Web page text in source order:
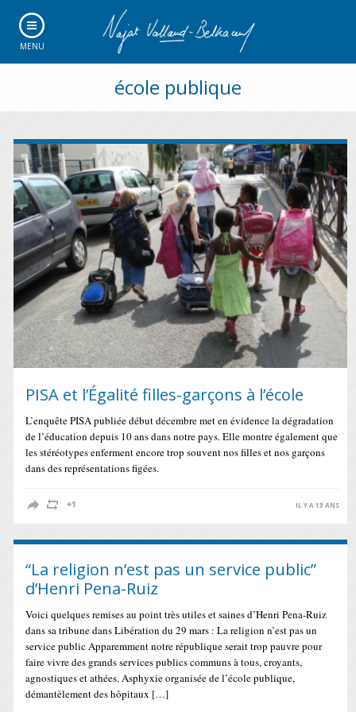
MENU
école publique
PISA et l’Égalité filles-garçons à l’école
L’enquête PISA publiée début décembre met en évidence la dégradation
de l’éducation depuis 10 ans dans notre pays. Elle montre également que
les stéréotypes enferment encore trop souvent nos filles et nos garçons
dans des représentations figées.
IL Y A 13 ANS
“La religion n’est pas un service public”
d’Henri Pena-Ruiz
Voici quelques remises au point très utiles et saines d’Henri Pena-Ruiz
dans sa tribune dans Libération du 29 mars : La religion n’est pas un
service public Apparemment notre république serait trop pauvre pour
faire vivre des grands services publics communs à tous, croyants,
agnostiques et athées. Asphyxie organisée de l’école publique,
démantèlement des hôpitaux […]